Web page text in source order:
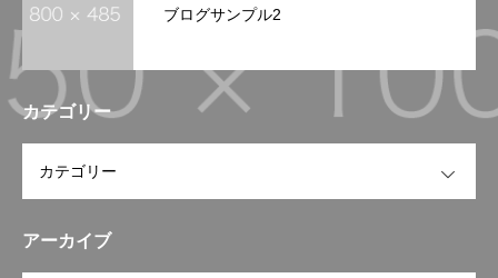
ブログサンプル2
カテゴリー
アーカイブ